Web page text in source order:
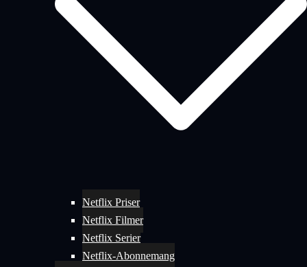
Netflix Priser
Netflix Filmer
Netflix Serier
Netflix-Abonnemang